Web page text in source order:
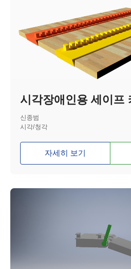
시각장애인용 세이프
신종범
시각/청각
자세히 보기